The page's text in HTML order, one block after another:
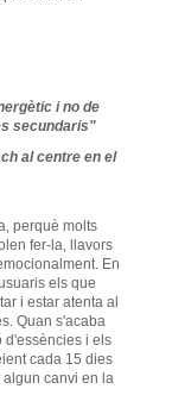
i no de
secundaris"
al centre en el
perquè molts
fer-la, llavors
En
els que
i estar atenta al
Quan s'acaba
d'essències i els
cada 15 dies
algun canvi en la